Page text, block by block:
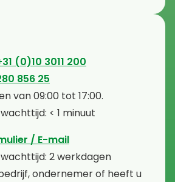
(0)10 3011 200
856 25
van 09:00 tot 17:00.
< 1 minuut
/ E-mail
2 werkdagen
ondernemer of heeft u